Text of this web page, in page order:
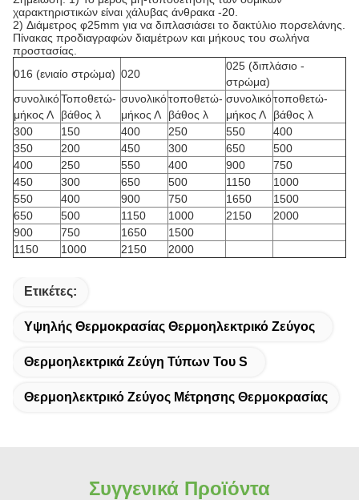
χαρακτηριστικών είναι χάλυβας άνθρακα -20.
2) Διάμετρος φ25mm για να διπλασιάσει το δακτύλιο πορσελάνης.
Πίνακας προδιαγραφών διαμέτρων και μήκους του σωλήνα
προστασίας.
016 (ενιαίο στρώμα) 020
025 (διπλάσιο -
στρώμα)
συνολικό
μήκος Λ
Τοποθετώ-
βάθος λ
συνολικό
μήκος Λ
τοποθετώ-
βάθος λ
συνολικό
μήκος Λ
τοποθετώ-
βάθος λ
300
150 400 250 550
400
350
200 450 300 650
500
400
250 550 400 900
750
450
300 650 500 1150
1000
550
400 900 750 1650
1500
650
500 1150 1000 2150
2000
900
750 1650
1500
1150
1000 2150 2000
Ετικέτες:
Υψηλής Θερμοκρασίας Θερμοηλεκτρικό Ζεύγος
Θερμοηλεκτρικά Ζεύγη Τύπων Του S
Θερμοηλεκτρικό Ζεύγος Μέτρησης Θερμοκρασίας
Συγγενικά Προϊόντα